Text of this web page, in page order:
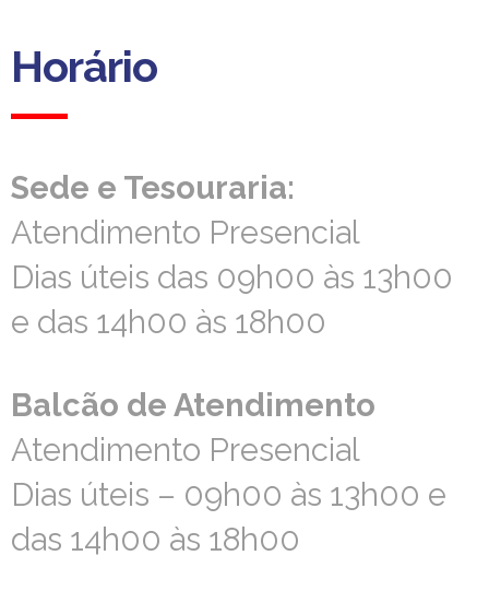
Horário
Horário
Sede e Tesouraria:
Atendimento Presencial
Dias úteis das 09h00 às 13h00
e das 14h00 às 18h00
Sede e Tesouraria:
Atendimento Presencial
Dias úteis das 09h00 às 13h00
e das 14h00 às 18h00
Balcão de Atendimento
Atendimento Presencial
Dias úteis – 09h00 às 13h00 e
das 14h00 às 18h00
Balcão de Atendimento
Atendimento Presencial
Dias úteis – 09h00 às 13h00 e
das 14h00 às 18h00